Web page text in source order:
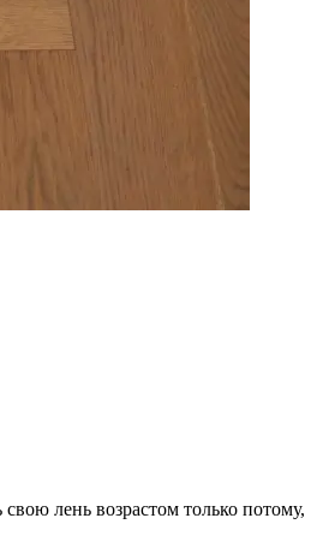
лень возрастом только потому,